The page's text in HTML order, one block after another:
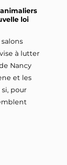
loi
à lutter
Nancy
et les
pour